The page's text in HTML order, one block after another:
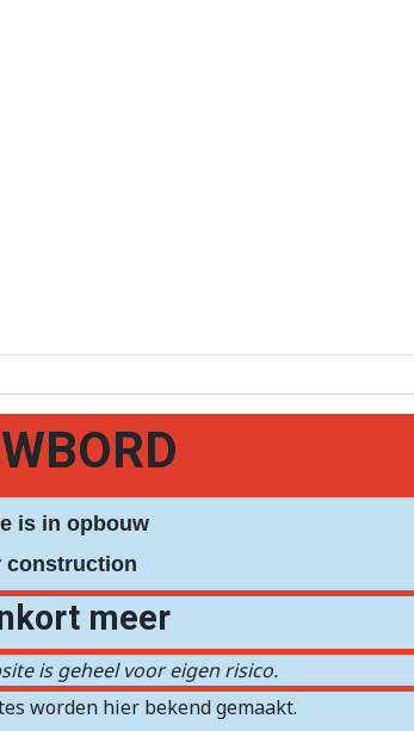
is in opbouw
construction
meer
is geheel voor eigen risico.
worden hier bekend gemaakt.